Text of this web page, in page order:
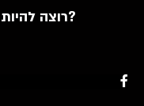
רוצה להיות חלק מפוליטיקלי קוראת?